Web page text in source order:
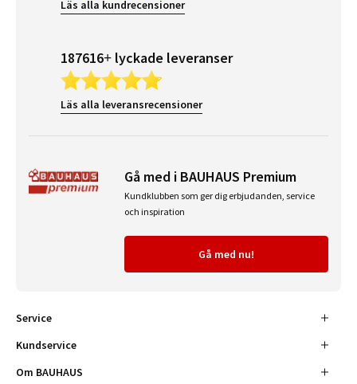
Läs alla kundrecensioner
187616+ lyckade leveranser
Läs alla leveransrecensioner
Gå med i BAUHAUS Premium
Kundklubben som ger dig erbjudanden, service
och inspiration
Gå med nu!
Service
Kundservice
Om BAUHAUS